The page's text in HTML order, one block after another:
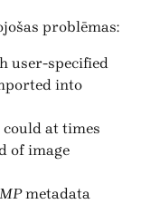
problēmas:
user-specified
into
could at times
of image
metadata